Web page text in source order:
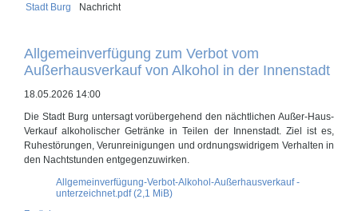
Stadt Burg Nachricht
Allgemeinverfügung zum Verbot vom
Außerhausverkauf von Alkohol in der Innenstadt
18.05.2026 14:00
Die Stadt Burg untersagt vorübergehend den nächtlichen Außer-Haus-
Verkauf alkoholischer Getränke in Teilen der Innenstadt. Ziel ist es,
Ruhestörungen, Verunreinigungen und ordnungswidrigem Verhalten in
den Nachtstunden entgegenzuwirken.
Allgemeinverfügung-Verbot-Alkohol-Außerhausverkauf -
unterzeichnet.pdf(2,1 MiB)